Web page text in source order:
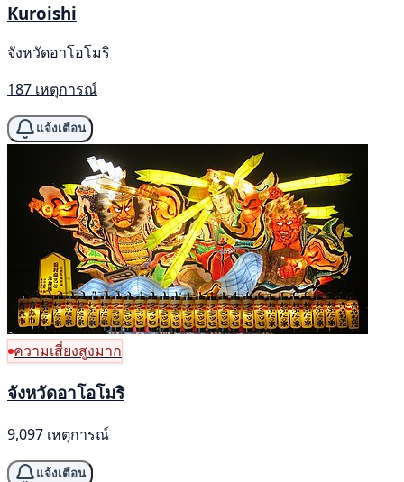
Kuroishi
จังหวัดอาโอโมริ
187 เหตุการณ์
แจ้งเตือน
ความเสี่ยงสูงมาก
จังหวัดอาโอโมริ
9,097 เหตุการณ์
แจ้งเตือน